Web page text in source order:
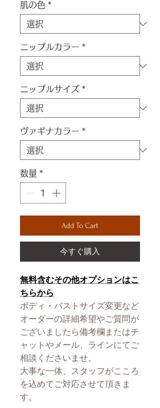
肌の色 *
ニップルカラー *
ニップルサイズ *
ヴァギナカラー *
数量 *
Add To Cart
今すぐ購入
無料含むその他オプションはこ
ちらから
ボディ・バストサイズ変更など
オーダーの詳細希望やご質問が
ございましたら備考欄またはチ
ャットやメール、ラインにてご
相談くださいませ。
大事な一体、スタッフがこころ
を込めてご対応させて頂きま
す。